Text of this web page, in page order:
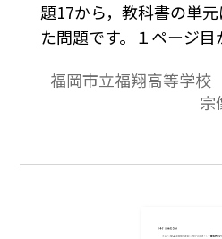
題17から，教科書の単
た問題です。１ページ
福岡市立福翔高等学
宗